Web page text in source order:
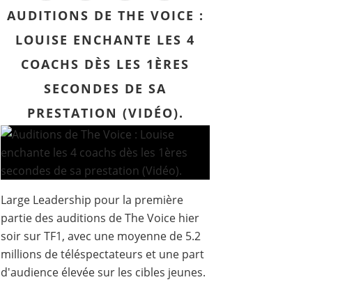
AUDITIONS DE THE VOICE :
LOUISE ENCHANTE LES 4
COACHS DÈS LES 1ÈRES
SECONDES DE SA
PRESTATION (VIDÉO).
Large Leadership pour la première
partie des auditions de The Voice hier
soir sur TF1, avec une moyenne de 5.2
millions de téléspectateurs et une part
d'audience élevée sur les cibles jeunes.